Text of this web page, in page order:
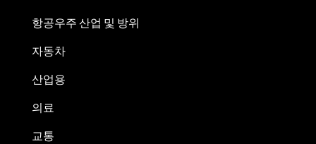
항공우주 산업 및 방위
자동차
산업용
의료
교통